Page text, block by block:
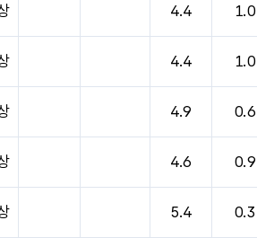
4.4 1.0
4.4 1.0
4.9 0.6
4.6 0.9
5.4 0.3